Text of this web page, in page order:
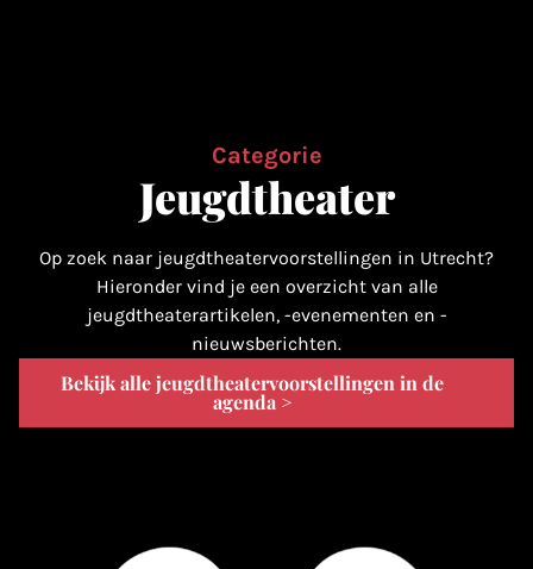
Categorie
Jeugdtheater
Op zoek naar jeugdtheatervoorstellingen in Utrecht?
Hieronder vind je een overzicht van alle
jeugdtheaterartikelen, -evenementen en -
nieuwsberichten.
Bekijk alle jeugdtheatervoorstellingen in de
agenda >